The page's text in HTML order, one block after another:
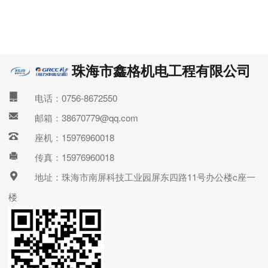
珠海市鑫格机电工程有限公司
电话：0756-8672550
邮箱：38670779@qq.com
座机：15976960018
传真：15976960018
地址：珠海市南屏科技工业园屏东四路11号办公楼c座一
楼